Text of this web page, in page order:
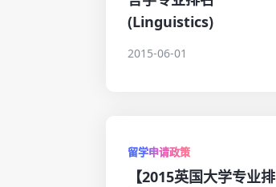
(Linguistics)
2015-06-01
留学申请政策
【2015英国大学专业排